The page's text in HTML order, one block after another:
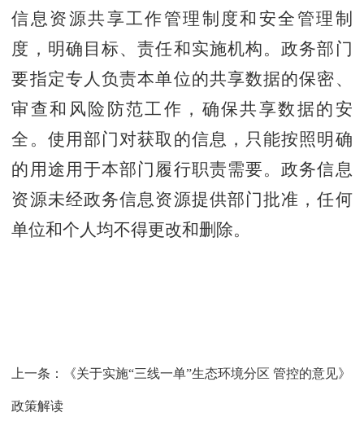
信息资源共享工作管理制度和安全管理制
度，明确目标、责任和实施机构。政务部门
要指定专人负责本单位的共享数据的保密、
审查和风险防范工作，确保共享数据的安
全。使用部门对获取的信息，只能按照明确
的用途用于本部门履行职责需要。政务信息
资源未经政务信息资源提供部门批准，任何
单位和个人均不得更改和删除。
上一条： 《关于实施“三线一单”生态环境分区 管控的意见》
政策解读